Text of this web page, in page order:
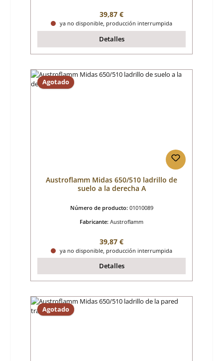
Precio normal:
39,87 €
ya no disponible, producción interrumpida
Detalles
Agotado
Austroflamm Midas 650/510 ladrillo de
suelo a la derecha A
Número de producto: 01010089
Fabricante: Austroflamm
Precio normal:
39,87 €
ya no disponible, producción interrumpida
Detalles
Agotado